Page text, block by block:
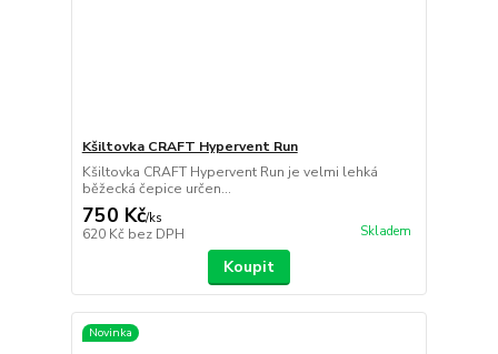
Kšiltovka CRAFT Hypervent Run
Kšiltovka CRAFT Hypervent Run je velmi lehká
běžecká čepice určen...
750 Kč/ks
620 Kč bez DPH Skladem
Koupit
Novinka